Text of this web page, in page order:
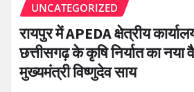
UNCATEGORIZED
रायपुर में APEDA क्षेत्रीय
छत्तीसगढ़ के कृषि निर्यात का नया
मुख्यमंत्री विष्णुदेव साय